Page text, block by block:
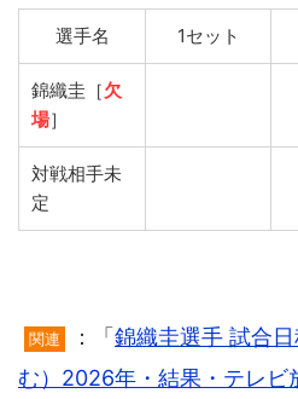
選手名 1セット
錦織圭［欠
場］
対戦相手未
定
関連 ：「 錦織圭選手 試合
む）2026年・結果・テレビ